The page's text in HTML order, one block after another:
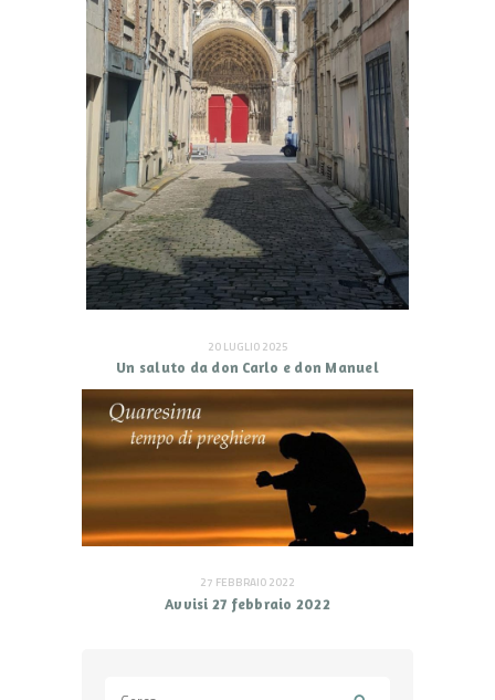
20 LUGLIO 2025
Un saluto da don Carlo e don Manuel
27 FEBBRAIO 2022
Avvisi 27 febbraio 2022